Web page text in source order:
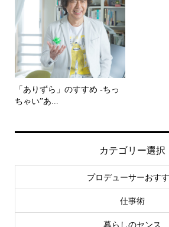
「ありずら」のすすめ -ちっ
ちゃい”あ...
カテゴリー選択
プロデューサーおす
仕事術
暮らしのセンス